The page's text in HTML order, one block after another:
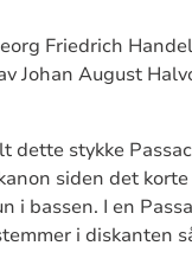
Friedrich
Johan August
dette stykke
siden det
i bassen. I en
i diskanten